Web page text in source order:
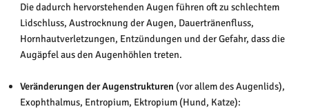
Die dadurch hervorstehenden Augen führen oft zu schlechtem
Lidschluss, Austrocknung der Augen, Dauertränenfluss,
Hornhautverletzungen, Entzündungen und der Gefahr, dass die
Augäpfel aus den Augenhöhlen treten.
Veränderungen der Augenstrukturen (vor allem des Augenlids),
Exophthalmus, Entropium, Ektropium (Hund, Katze):